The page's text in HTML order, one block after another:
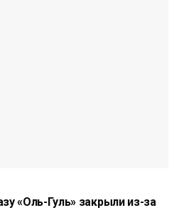
«Оль-Гуль» закрыли из-за